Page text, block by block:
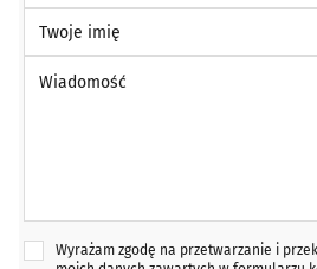
Wyrażam zgodę na przetwarzanie i